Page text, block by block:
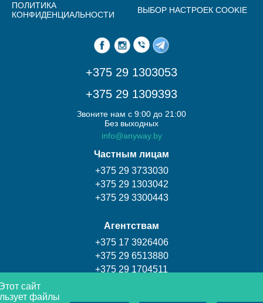
ПОЛИТИКА
КОНФИДЕНЦИАЛЬНОСТИ
ВЫБОР НАСТРОЕК COOKIE
+375 29 1303053
+375 29 1309393
Звоните нам с 9:00 до 21:00
Без выходных
info@anyway.by
Частным лицам
+375 29 3733030
+375 29 1303042
+375 29 3300443
Агентствам
+375 17 3926406
+375 29 6513880
+375 29 1704511
сайт
файлы